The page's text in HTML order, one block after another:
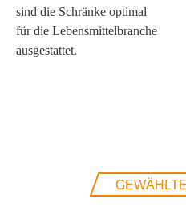
sind die Schränke optimal
für die Lebensmittelbranche
ausgestattet.